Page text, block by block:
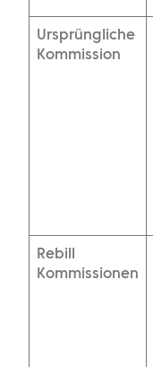
Ursprüngliche
Kommission
Rebill
Kommissionen